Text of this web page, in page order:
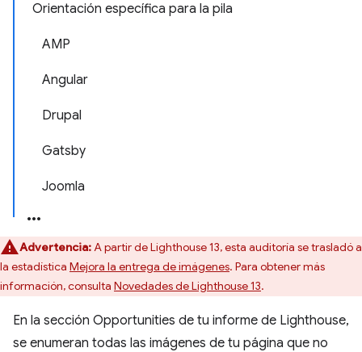
Orientación específica para la pila
AMP
Angular
Drupal
Gatsby
Joomla
Advertencia:A partir de Lighthouse 13, esta auditoría se trasladó a
la estadística Mejora la entrega de imágenes. Para obtener más
información, consulta Novedades de Lighthouse 13.
En la sección Opportunities de tu informe de Lighthouse,
se enumeran todas las imágenes de tu página que no